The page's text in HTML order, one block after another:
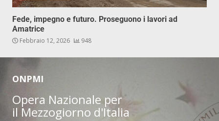
Fede, impegno e futuro. Proseguono i lavori ad
Amatrice
Febbraio 12, 2026 948
ONPMI
Opera Nazionale per
il Mezzogiorno d'Italia